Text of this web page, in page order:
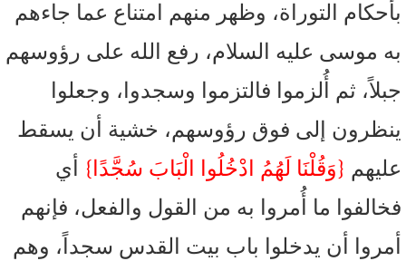
بأحكام التوراة، وظهر منهم امتناع عما جاءهم
به موسى عليه السلام، رفع الله على رؤوسهم
جبلاً، ثم أُلزموا فالتزموا وسجدوا، وجعلوا
ينظرون إلى فوق رؤوسهم، خشية أن يسقط
عليهم {وَقُلْنَا لَهُمُ ادْخُلُوا الْبَابَ سُجَّدًا }
أي
فخالفوا ما أُمروا به من القول والفعل، فإنهم
أمروا أن يدخلوا باب بيت القدس سجداً، وهم